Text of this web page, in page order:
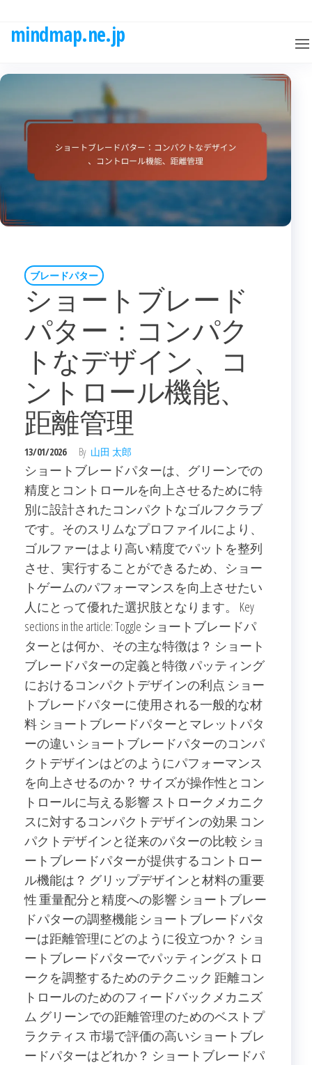
mindmap.ne.jp
ブレードパター
ショートブレード
パター：コンパク
トなデザイン、コ
ントロール機能、
距離管理
13/01/2026 By 山田 太郎
ショートブレードパターは、グリーンでの
精度とコントロールを向上させるために特
別に設計されたコンパクトなゴルフクラブ
です。そのスリムなプロファイルにより、
ゴルファーはより高い精度でパットを整列
させ、実行することができるため、ショー
トゲームのパフォーマンスを向上させたい
人にとって優れた選択肢となります。 Key
sections in the article: Toggle ショートブレードパ
ターとは何か、その主な特徴は？ ショート
ブレードパターの定義と特徴 パッティング
におけるコンパクトデザインの利点 ショー
トブレードパターに使用される一般的な材
料 ショートブレードパターとマレットパタ
ーの違い ショートブレードパターのコンパ
クトデザインはどのようにパフォーマンス
を向上させるのか？ サイズが操作性とコン
トロールに与える影響 ストロークメカニク
スに対するコンパクトデザインの効果 コン
パクトデザインと従来のパターの比較 ショ
ートブレードパターが提供するコントロー
ル機能は？ グリップデザインと材料の重要
性 重量配分と精度への影響 ショートブレー
ドパターの調整機能 ショートブレードパタ
ーは距離管理にどのように役立つか？ ショ
ートブレードパターでパッティングストロ
ークを調整するためのテクニック 距離コン
トロールのためのフィードバックメカニズ
ム グリーンでの距離管理のためのベストプ
ラクティス 市場で評価の高いショートブレ
ードパターはどれか？ ショートブレードパ